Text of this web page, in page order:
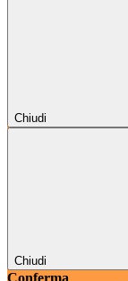
Chiudi
Chiudi